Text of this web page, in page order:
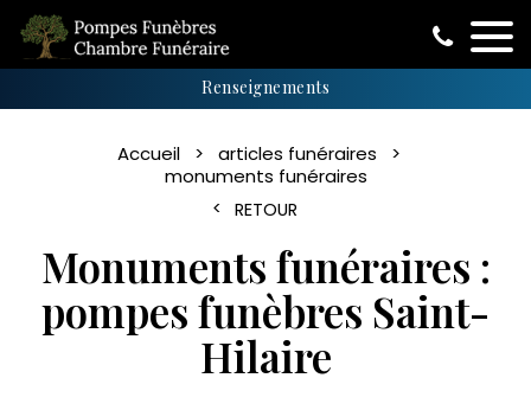
Renseignements
Accueil
articles funéraires
monuments funéraires
RETOUR
Monuments funéraires :
pompes funèbres Saint-
Hilaire